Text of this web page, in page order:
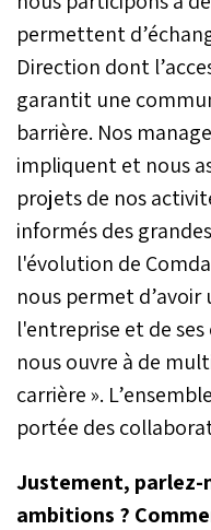
permettent
Direction dont
garantit une
barrière. Nos
impliquent et nous
projets de nos
informés des
l'évolution de
nous permet d’avoir
l'entreprise et de
nous ouvre à de
carrière ».
portée des
Justement, parlez-
ambitions ?